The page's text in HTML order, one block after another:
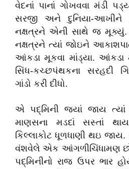
વેદનાં પાનાં ગોખવવા મંડી
સરજી અને દુનિયા-
નક્ષત્રને એની સાથે જ મૂક્યું.
નક્ષત્રને ત્યાં જોઇને
આંકડા મૂકવા માંડ્યા.
સિંધ-કચ્છપંથકના સરહદી
ગાંડો કરી દીધો.
એ પદ્મિની જ્યાં જાય ત્યાં
માણસના મડદાં સસ્તાં
કિલ્લાકોટ ધૂળધાણી થઇ
વંશવેલે એક આંગળીચિંધામણ
પદ્મિનીનો રાજ ઉપર ભાર